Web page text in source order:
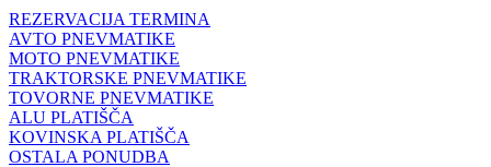
REZERVACIJA TERMINA
AVTO PNEVMATIKE
MOTO PNEVMATIKE
TRAKTORSKE PNEVMATIKE
TOVORNE PNEVMATIKE
ALU PLATIŠČA
KOVINSKA PLATIŠČA
OSTALA PONUDBA